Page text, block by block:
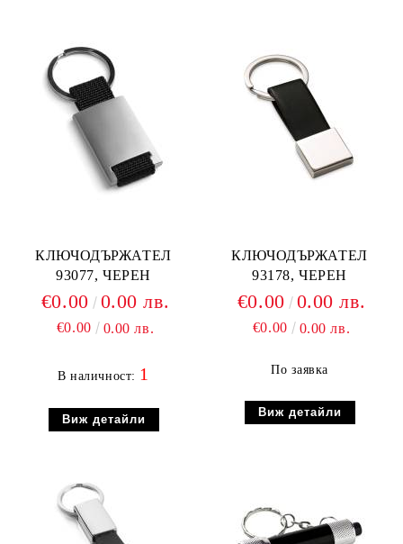
КЛЮЧОДЪРЖАТЕЛ
93077, ЧЕРЕН
€0.00 0.00 лв.
€0.00 0.00 лв.
В наличност: 1
Виж детайли
КЛЮЧОДЪРЖАТЕЛ
93178, ЧЕРЕН
€0.00 0.00 лв.
€0.00 0.00 лв.
По заявка
Виж детайли